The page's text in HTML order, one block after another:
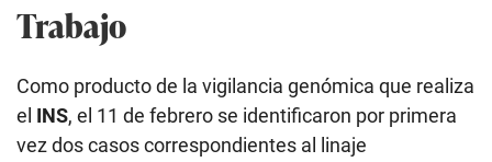
Trabajo
Como producto de la vigilancia genómica que realiza
el INS, el 11 de febrero se identificaron por primera
vez dos casos correspondientes al linaje